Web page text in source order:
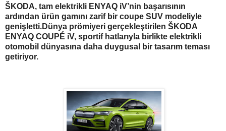
ŠKODA, tam elektrikli ENYAQ iV’nin başarısının
ardından ürün gamını zarif bir coupe SUV modeliyle
genişletti.Dünya prömiyeri gerçekleştirilen ŠKODA
ENYAQ COUPÉ iV, sportif hatlarıyla birlikte elektrikli
otomobil dünyasına daha duygusal bir tasarım teması
getiriyor.